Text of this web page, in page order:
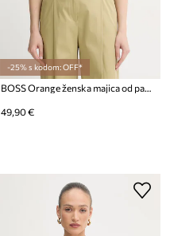
-25% s kodom: OFF*
BOSS Orange ženska majica od pamuka C_Elove_5
49,90 €